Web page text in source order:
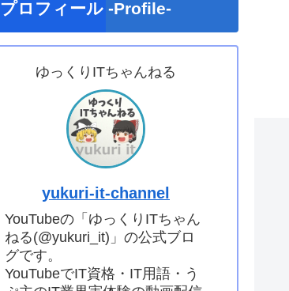
プロフィール -Profile-
ゆっくりITちゃんねる
yukuri-it-channel
YouTubeの「ゆっくりITちゃん
ねる(@yukuri_it)」の公式ブロ
グです。
YouTubeでIT資格・IT用語・う